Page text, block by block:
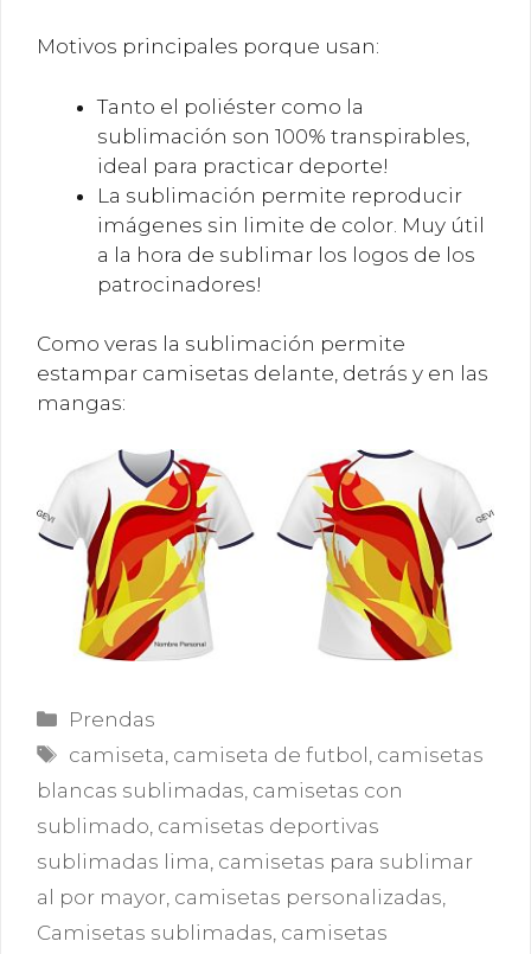
Motivos principales porque usan:
Tanto el poliéster como la
sublimación son 100% transpirables,
ideal para practicar deporte!
La sublimación permite reproducir
imágenes sin limite de color. Muy útil
a la hora de sublimar los logos de los
patrocinadores!
Como veras la sublimación permite
estampar camisetas delante, detrás y en las
mangas:
Categorías
Prendas
Etiquetas
camiseta camiseta de futbol camisetas
blancas sublimadas camisetas con
sublimado camisetas deportivas
sublimadas lima camisetas para sublimar
al por mayor camisetas personalizadas
Camisetas sublimadas camisetas